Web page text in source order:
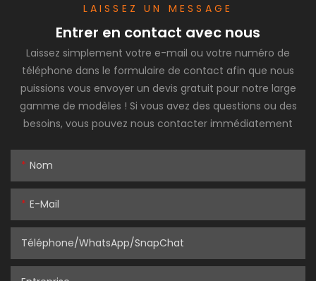
LAISSEZ UN MESSAGE
Entrer en contact avec nous
Laissez simplement votre e-mail ou votre numéro de
téléphone dans le formulaire de contact afin que nous
puissions vous envoyer un devis gratuit pour notre large
gamme de modèles ! Si vous avez des questions ou des
besoins, vous pouvez nous contacter immédiatement
Nom
E-Mail
Téléphone/WhatsApp/SnapChat